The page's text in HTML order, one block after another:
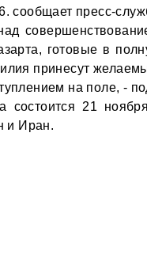
сообщает пресс-
готовые в
принесут
на поле, -
состоится 21
и Иран.